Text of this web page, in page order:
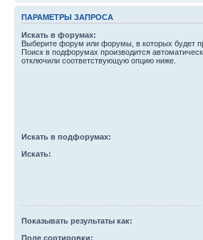
ПАРАМЕТРЫ ЗАПРОСА
Искать в форумах:
Выберите форум или форумы, в которых будет
Поиск в подфорумах производится
отключили соответствующую опцию ниже.
Искать в подфорумах:
Искать:
Показывать результаты как:
Поле сортировки: